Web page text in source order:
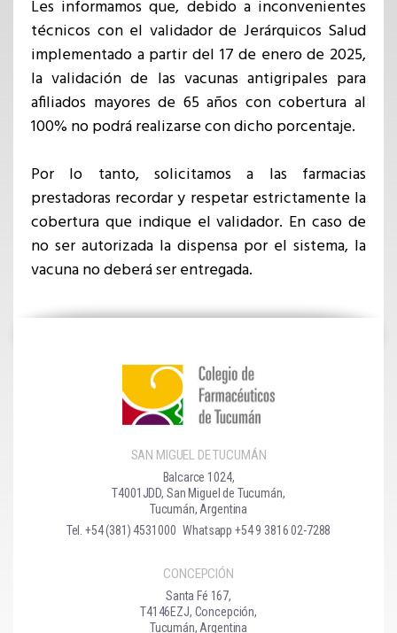
Les informamos que, debido a inconvenientes
técnicos con el validador de Jerárquicos Salud
implementado a partir del 17 de enero de 2025,
la validación de las vacunas antigripales para
afiliados mayores de 65 años con cobertura al
100% no podrá realizarse con dicho porcentaje.
Por lo tanto, solicitamos a las farmacias
prestadoras recordar y respetar estrictamente la
cobertura que indique el validador. En caso de
no ser autorizada la dispensa por el sistema, la
vacuna no deberá ser entregada.
SAN MIGUEL DE TUCUMÁN
Balcarce 1024,
T4001JDD, San Miguel de Tucumán,
Tucumán, Argentina
Tel. +54 (381) 4531000 Whatsapp +54 9 3816 02-7288
CONCEPCIÓN
Santa Fé 167,
T4146EZJ, Concepción,
Tucumán, Argentina